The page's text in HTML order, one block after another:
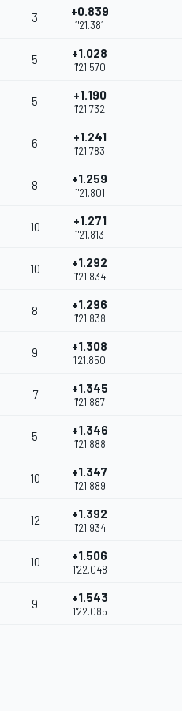
3 +0.839
1'21.381
5 +1.028
1'21.570
5 +1.190
1'21.732
6 +1.241
1'21.783
8 +1.259
1'21.801
10 +1.271
1'21.813
10 +1.292
1'21.834
8 +1.296
1'21.838
9 +1.308
1'21.850
7 +1.345
1'21.887
5 +1.346
1'21.888
10 +1.347
1'21.889
12 +1.392
1'21.934
10 +1.506
1'22.048
9 +1.543
1'22.085